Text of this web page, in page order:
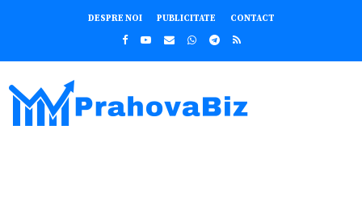
DESPRE NOI PUBLICITATE CONTACT